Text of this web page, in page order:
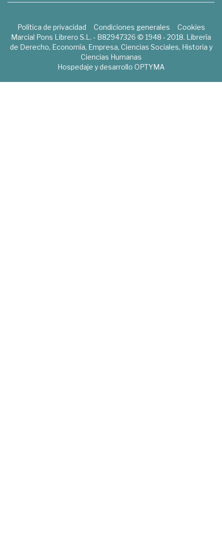
Política de privacidad Condiciones generales
Cookies
Marcial Pons Librero S.L. - B82947326 © 1948 - 2018. Librería
de Derecho, Economía, Empresa, Ciencias Sociales, Historia y
Ciencias Humanas
Hospedaje y desarrollo OPTYMA